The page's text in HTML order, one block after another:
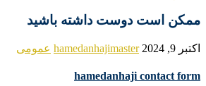
ممکن است دوست داشته باشید
اکتبر 9, 2024 hamedanhajimaster عمومی
hamedanhaji contact form